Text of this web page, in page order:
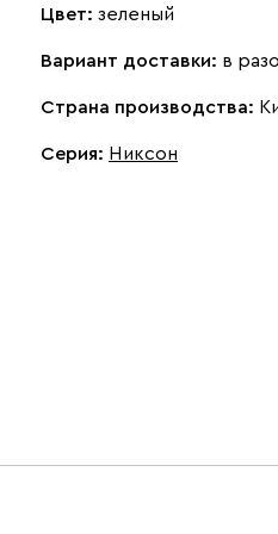
Цвет: зеленый
Вариант доставки: в
Страна производства:
Серия: Никсон